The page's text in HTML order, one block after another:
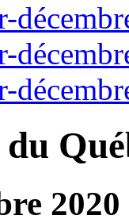
2020